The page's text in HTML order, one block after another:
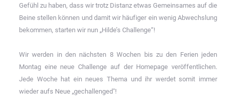
Gefühl zu haben, dass wir trotz Distanz etwas Gemeinsames auf die
Beine stellen können und damit wir häufiger ein wenig Abwechslung
bekommen, starten wir nun „Hilde’s Challenge“!
Wir werden in den nächsten 8 Wochen bis zu den Ferien jeden
Montag eine neue Challenge auf der Homepage veröffentlichen.
Jede Woche hat ein neues Thema und ihr werdet somit immer
wieder aufs Neue „gechallenged"!